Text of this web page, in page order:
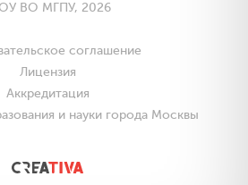
ВО МГПУ, 2026
соглашение
Лицензия
Аккредитация
и науки города Москвы